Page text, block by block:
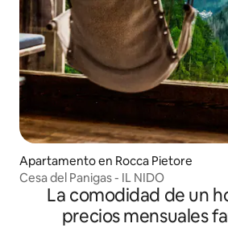
Apartamento en Rocca Pietore
Cesa del Panigas - IL NIDO
La comodidad de un
precios mensuales